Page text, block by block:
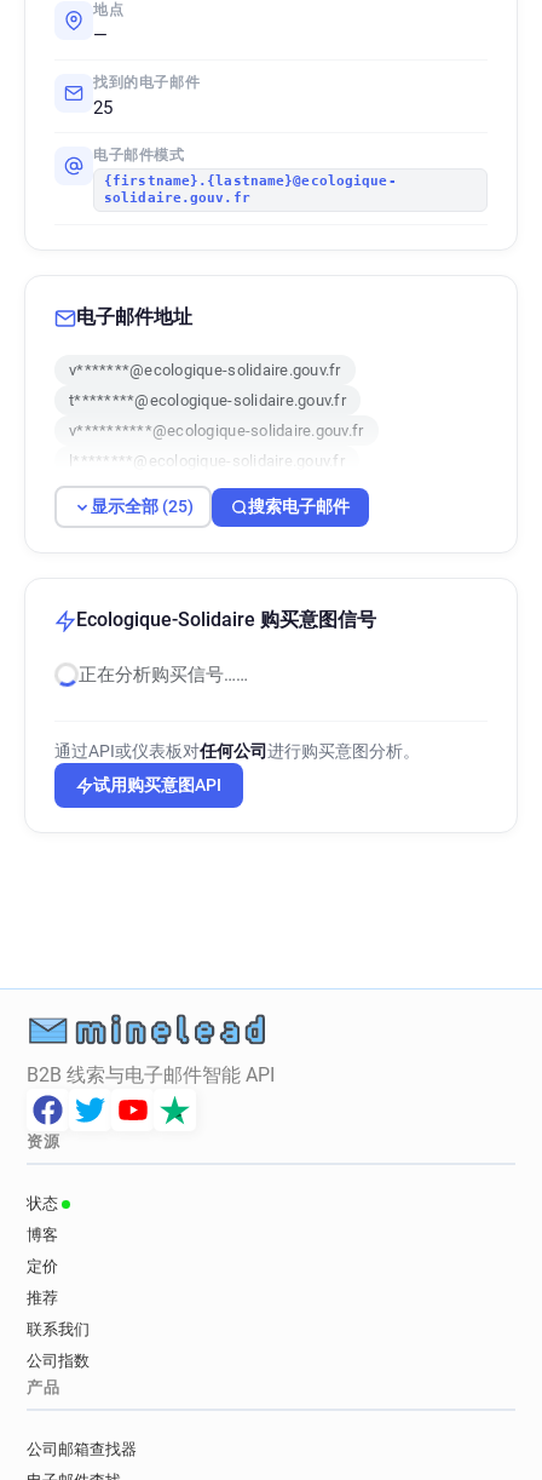
地点
—
找到的电子邮件
25
电子邮件模式
{firstname}.{lastname}@ecologique-
solidaire.gouv.fr
电子邮件地址
v*******@ecologique-solidaire.gouv.fr
t********@ecologique-solidaire.gouv.fr
v**********@ecologique-solidaire.gouv.fr
l********@ecologique-solidaire.gouv.fr
p************@ecologique-solidaire.gouv.fr
a************@ecologique-solidaire.gouv.fr
n*********@ecologique-solidaire.gouv.fr
q************@ecologique-solidaire.gouv.fr
e***********@ecologique-solidaire.gouv.fr
x*****@ecologique-solidaire.gouv.fr
l********@ecologique-solidaire.gouv.fr
w*******@ecologique-solidaire.gouv.fr
q*****@ecologique-solidaire.gouv.fr
显示全部 (25) 搜索电子邮件
Ecologique-Solidaire 购买意图信号
正在分析购买信号……
通过API或仪表板对任何公司进行购买意图分析。
试用购买意图API
B2B 线索与电子邮件智能 API
资源
状态
博客
定价
推荐
联系我们
公司指数
产品
公司邮箱查找器